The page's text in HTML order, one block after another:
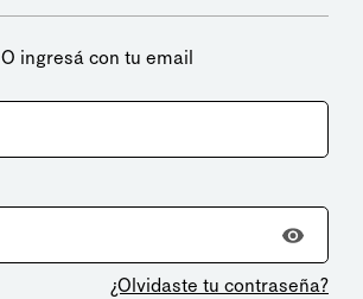
O ingresá con tu email
¿Olvidaste tu contraseña?